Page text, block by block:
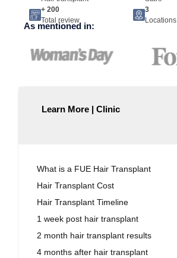
+ 200
Total review
3
Locations
As mentioned in:
Learn More | Clinic
What is a FUE Hair Transplant
Hair Transplant Cost
Hair Transplant Timeline
1 week post hair transplant
2 month hair transplant results
4 months after hair transplant